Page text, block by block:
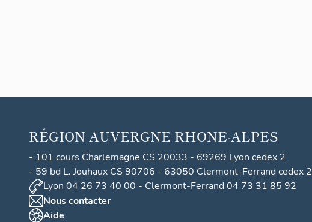
RÉGION AUVERGNE RHONE-ALPES
- 101 cours Charlemagne CS 20033 - 69269 Lyon cedex 2
- 59 bd L. Jouhaux CS 90706 - 63050 Clermont-Ferrand cedex 2
Lyon 04 26 73 40 00 - Clermont-Ferrand 04 73 31 85 92
Nous contacter
Aide